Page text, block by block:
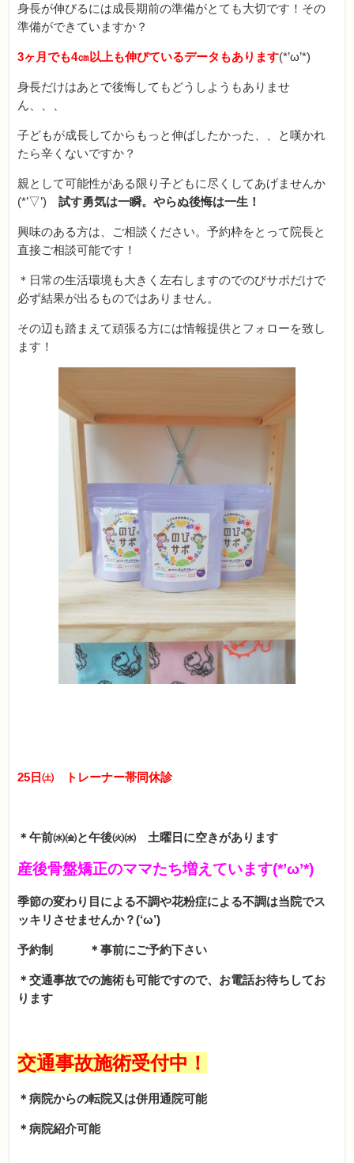
身長が伸びるには成長期前の準備がとても大切です！その
準備ができていますか？
3ヶ月でも4㎝以上も伸びているデータもあります(*’ω’*)
身長だけはあとで後悔してもどうしようもありませ
ん、、、
子どもが成長してからもっと伸ばしたかった、、と嘆かれ
たら辛くないですか？
親として可能性がある限り子どもに尽くしてあげませんか
(*’▽’)試す勇気は一瞬。やらぬ後悔は一生！
興味のある方は、ご相談ください。予約枠をとって院長と
直接ご相談可能です！
＊日常の生活環境も大きく左右しますのでのびサポだけで
必ず結果が出るものではありません。
その辺も踏まえて頑張る方には情報提供とフォローを致し
ます！
25日㈯ トレーナー帯同休診
＊午前㈬㈮と午後㈫㈬ 土曜日に空きがあります
産後骨盤矯正のママたち増えています(*’ω’*)
季節の変わり目による不調や花粉症による不調は当院でス
ッキリさせませんか？(‘ω’)
予約制 ＊事前にご予約下さい
＊交通事故での施術も可能ですので、お電話お待ちしてお
ります
交通事故施術受付中！
＊病院からの転院又は併用通院可能
＊病院紹介可能